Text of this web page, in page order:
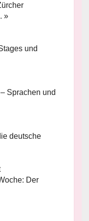
»
und
Sprachen und
deutsche
Der